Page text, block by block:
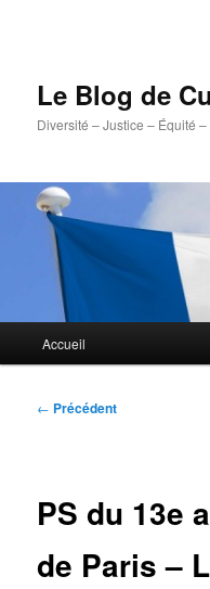
Le Blog de
Diversité – Justice – Équité –
principal
Accueil
Navigation
← Précédent
PS du 13e
de Paris –